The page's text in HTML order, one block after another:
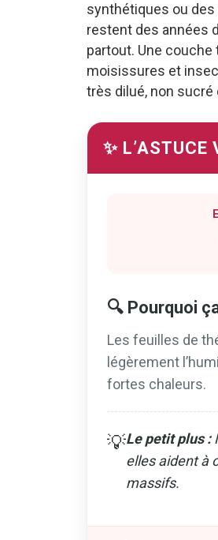
synthétiques ou
restent des années
partout. Une
moisissures et
très dilué, non sucré
✨ L’ASTUCE
🔍 Pourquoi
Les feuilles de
légèrement
fortes chaleurs.
💡Le petit plus :
elles aident à
massifs.